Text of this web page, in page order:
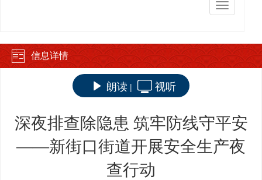
切
换
航
信息详情
朗读 | 视听
深夜排查除隐患 筑牢防线守平安
——新街口街道开展安全生产夜
查行动